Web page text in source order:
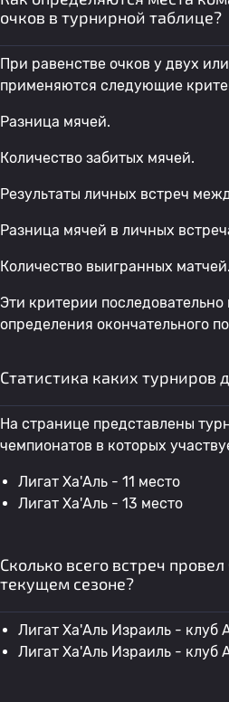
очков в турнирной таблице?
При равенстве очков у двух
применяются следующие
Разница мячей.
Количество забитых мячей.
Результаты личных встреч
Разница мячей в личных
Количество выигранных матчей.
Эти критерии
определения окончательного
Статистика каких турниров
На странице представлены
чемпионатов в которых
Лигат Ха'Аль - 11 место
Лигат Ха'Аль - 13 место
Сколько всего встреч
текущем сезоне?
Лигат Ха'Аль Израиль - клуб
Лигат Ха'Аль Израиль - клуб